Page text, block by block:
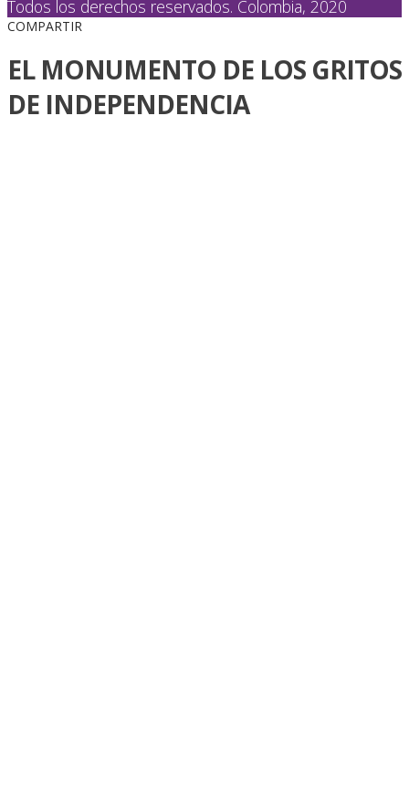
Todos los derechos reservados. Colombia, 2020
COMPARTIR
EL MONUMENTO DE LOS GRITOS
DE INDEPENDENCIA